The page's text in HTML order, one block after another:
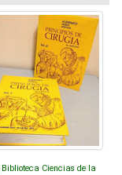
Biblioteca Ciencias de la